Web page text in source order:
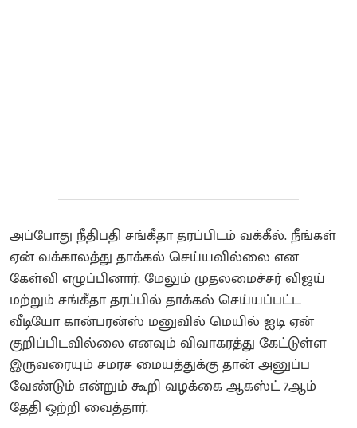
அப்போது நீதிபதி சங்கீதா தரப்பிடம் வக்கீல். நீங்கள்
ஏன் வக்காலத்து தாக்கல் செய்யவில்லை என
கேள்வி எழுப்பினார். மேலும் முதலமைச்சர் விஜய்
மற்றும் சங்கீதா தரப்பில் தாக்கல் செய்யப்பட்ட
வீடியோ கான்பரன்ஸ் மனுவில் மெயில் ஐடி ஏன்
குறிப்பிடவில்லை எனவும் விவாகரத்து கேட்டுள்ள
இருவரையும் சமரச மையத்துக்கு தான் அனுப்ப
வேண்டும் என்றும் கூறி வழக்கை ஆகஸ்ட் 7ஆம்
தேதி ஒற்றி வைத்தார்.